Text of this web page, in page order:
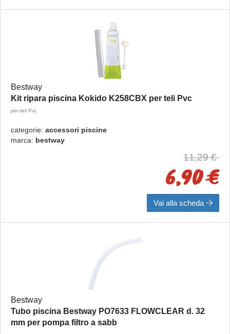
Bestway
Kit ripara piscina Kokido K258CBX per teli Pvc
per teli Pvc
categorie: accessori piscine
marca: bestway
11,29 €
6,90 €
Vai alla scheda
Bestway
Tubo piscina Bestway PO7633 FLOWCLEAR d. 32
mm per pompa filtro a sabb